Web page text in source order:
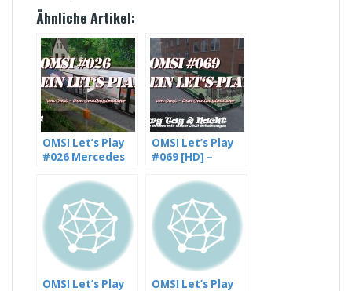
Ähnliche Artikel:
OMSI Let’s Play
#026 Mercedes
Landkreis
Glesien, Linie 764
[HD]
OMSI Let’s Play
#069 [HD] –
Schnee mit
einem O305
Schaltwagen
(2/2)
OMSI Let’s Play
OMSI Let’s Play